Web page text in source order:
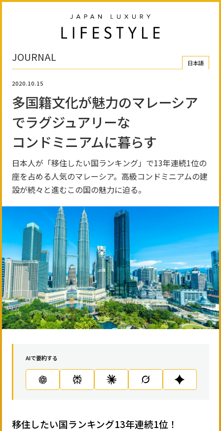
JOURNAL 日本語
2020.10.15
多国籍文化が魅力のマレーシア
でラグジュアリーな
コンドミニアムに暮らす
日本人が「移住したい国ランキング」で13年連続1位の
座を占める人気のマレーシア。高級コンドミニアムの建
設が続々と進むこの国の魅力に迫る。
AIで要約する
移住したい国ランキング13年連続1位！